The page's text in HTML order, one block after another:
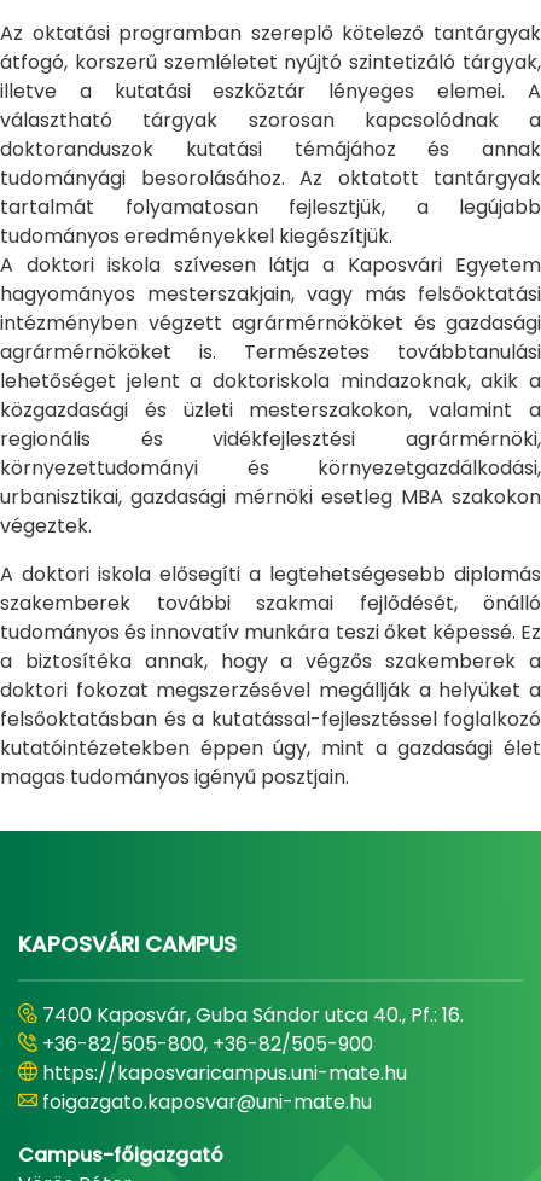
Az oktatási programban szereplő kötelező tantárgyak
átfogó, korszerű szemléletet nyújtó szintetizáló tárgyak,
illetve a kutatási eszköztár lényeges elemei. A
választható tárgyak szorosan kapcsolódnak a
doktoranduszok kutatási témájához és annak
tudományági besorolásához. Az oktatott tantárgyak
tartalmát folyamatosan fejlesztjük, a legújabb
tudományos eredményekkel kiegészítjük.
A doktori iskola szívesen látja a Kaposvári Egyetem
hagyományos mesterszakjain, vagy más felsőoktatási
intézményben végzett agrármérnököket és gazdasági
agrármérnököket is. Természetes továbbtanulási
lehetőséget jelent a doktoriskola mindazoknak, akik a
közgazdasági és üzleti mesterszakokon, valamint a
regionális és vidékfejlesztési agrármérnöki,
környezettudományi és környezetgazdálkodási,
urbanisztikai, gazdasági mérnöki esetleg MBA szakokon
végeztek.
A doktori iskola elősegíti a legtehetségesebb diplomás
szakemberek további szakmai fejlődését, önálló
tudományos és innovatív munkára teszi őket képessé. Ez
a biztosítéka annak, hogy a végzős szakemberek a
doktori fokozat megszerzésével megállják a helyüket a
felsőoktatásban és a kutatással-fejlesztéssel foglalkozó
kutatóintézetekben éppen úgy, mint a gazdasági élet
magas tudományos igényű posztjain.
KAPOSVÁRI CAMPUS
7400 Kaposvár, Guba Sándor utca 40., Pf.: 16.
+36-82/505-800, +36-82/505-900
https://kaposvaricampus.uni-mate.hu
foigazgato.kaposvar@uni-mate.hu
Campus-főigazgató